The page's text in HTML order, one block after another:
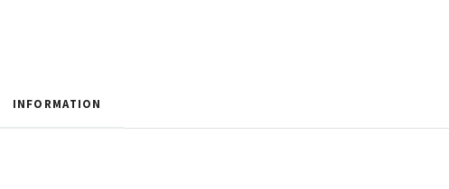
INFORMATION